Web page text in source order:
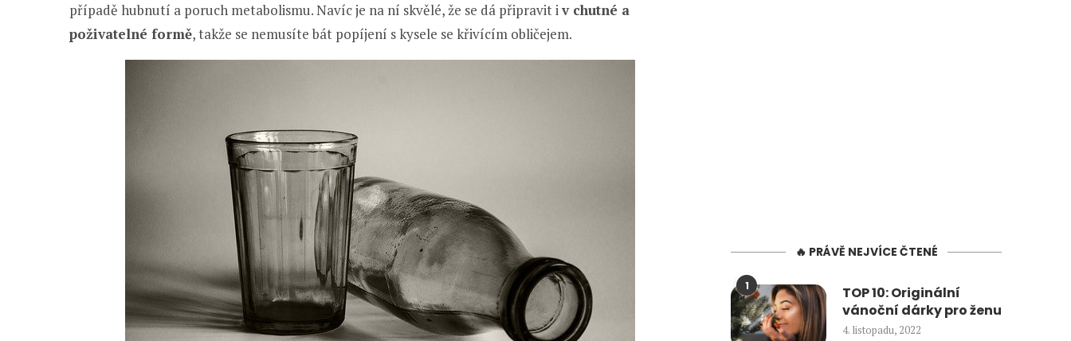
případě hubnutí a poruch metabolismu. Navíc je na ní skvělé, že se dá připravit iv chutné a
poživatelné formě, takže se nemusíte bát popíjení s kysele se křivícím obličejem.
🔥 PRÁVĚ NEJVÍCE ČTENÉ
1
TOP 10: Originální
vánoční dárky pro ženu
4. listopadu, 2022